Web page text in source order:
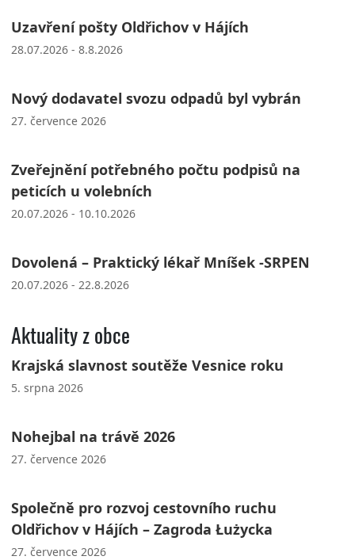
Uzavření pošty Oldřichov v Hájích
28.07.2026 - 8.8.2026
Nový dodavatel svozu odpadů byl vybrán
27. července 2026
Zveřejnění potřebného počtu podpisů na
peticích u volebních
20.07.2026 - 10.10.2026
Dovolená – Praktický lékař Mníšek -SRPEN
20.07.2026 - 22.8.2026
Aktuality z obce
Krajská slavnost soutěže Vesnice roku
5. srpna 2026
Nohejbal na trávě 2026
27. července 2026
Společně pro rozvoj cestovního ruchu
Oldřichov v Hájích – Zagroda Łużycka
27. července 2026